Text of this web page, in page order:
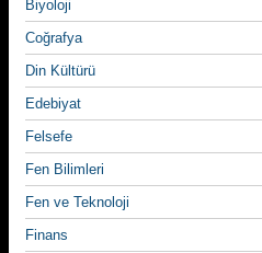
Biyoloji
Coğrafya
Din Kültürü
Edebiyat
Felsefe
Fen Bilimleri
Fen ve Teknoloji
Finans